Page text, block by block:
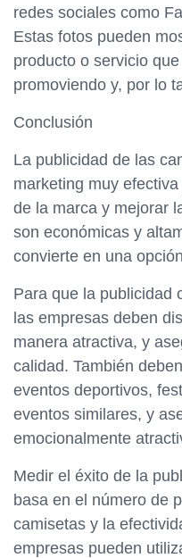
redes sociales como
Estas fotos pueden
producto o servicio
promoviendo y, por lo
Conclusión
La publicidad de las
marketing muy
de la marca y mejorar
son económicas y
convierte en una
Para que la publicidad
las empresas deben
manera atractiva, y
calidad. También
eventos deportivos,
eventos similares, y
emocionalmente
Medir el éxito de la
basa en el número de
camisetas y la
empresas pueden